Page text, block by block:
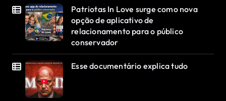
Patriotas In Love surge como nova
opção de aplicativo de
relacionamento para o público
conservador
Esse documentário explica tudo